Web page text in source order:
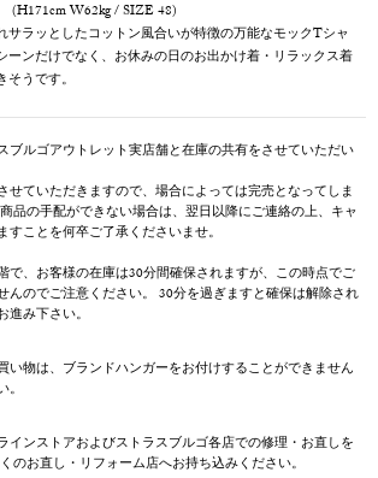
(H171cm W62kg / SIZE 48)
サラッとしたコットン風合いが特徴の万能なモックTシャ
ーンだけでなく、お休みの日のお出かけ着・リラックス着
うです。
ブルゴアウトレット実店舗と在庫の共有をさせていただい
せていただきますので、場合によっては完売となってしま
品の手配ができない場合は、翌日以降にご連絡の上、キャ
ことを何卒ご了承くださいませ。
で、お客様の在庫は30分間確保されますが、この時点でご
んのでご注意ください。 30分を過ぎますと確保は解除され
み下さい。
い物は、ブランドハンガーをお付けすることができません
インストアおよびストラスブルゴ各店での修理・お直しを
のお直し・リフォーム店へお持ち込みください。